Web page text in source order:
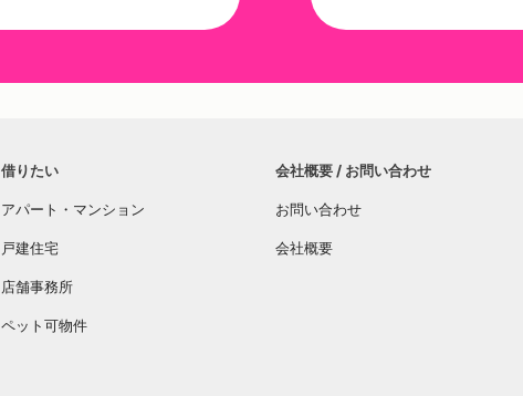
借りたい
アパート・マンション
戸建住宅
店舗事務所
ペット可物件
会社概要 / お問い合わせ
お問い合わせ
会社概要